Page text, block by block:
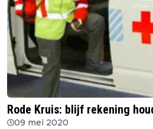
Rode Kruis: blijf rekening
09 mei 2020